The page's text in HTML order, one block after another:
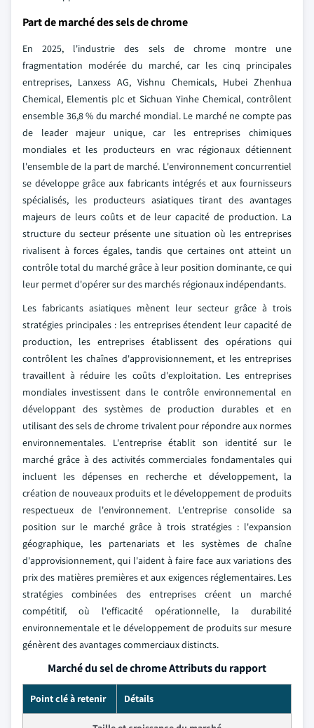
Part de marché des sels de chrome
En 2025, l'industrie des sels de chrome montre une
fragmentation modérée du marché, car les cinq principales
entreprises, Lanxess AG, Vishnu Chemicals, Hubei Zhenhua
Chemical, Elementis plc et Sichuan Yinhe Chemical, contrôlent
ensemble 36,8 % du marché mondial. Le marché ne compte pas
de leader majeur unique, car les entreprises chimiques
mondiales et les producteurs en vrac régionaux détiennent
l'ensemble de la part de marché. L'environnement concurrentiel
se développe grâce aux fabricants intégrés et aux fournisseurs
spécialisés, les producteurs asiatiques tirant des avantages
majeurs de leurs coûts et de leur capacité de production. La
structure du secteur présente une situation où les entreprises
rivalisent à forces égales, tandis que certaines ont atteint un
contrôle total du marché grâce à leur position dominante, ce qui
leur permet d'opérer sur des marchés régionaux indépendants.
Les fabricants asiatiques mènent leur secteur grâce à trois
stratégies principales : les entreprises étendent leur capacité de
production, les entreprises établissent des opérations qui
contrôlent les chaînes d'approvisionnement, et les entreprises
travaillent à réduire les coûts d'exploitation. Les entreprises
mondiales investissent dans le contrôle environnemental en
développant des systèmes de production durables et en
utilisant des sels de chrome trivalent pour répondre aux normes
environnementales. L'entreprise établit son identité sur le
marché grâce à des activités commerciales fondamentales qui
incluent les dépenses en recherche et développement, la
création de nouveaux produits et le développement de produits
respectueux de l'environnement. L'entreprise consolide sa
position sur le marché grâce à trois stratégies : l'expansion
géographique, les partenariats et les systèmes de chaîne
d'approvisionnement, qui l'aident à faire face aux variations des
prix des matières premières et aux exigences réglementaires. Les
stratégies combinées des entreprises créent un marché
compétitif, où l'efficacité opérationnelle, la durabilité
environnementale et le développement de produits sur mesure
génèrent des avantages commerciaux distincts.
Marché du sel de chrome Attributs du rapport
Point clé à retenir Détails